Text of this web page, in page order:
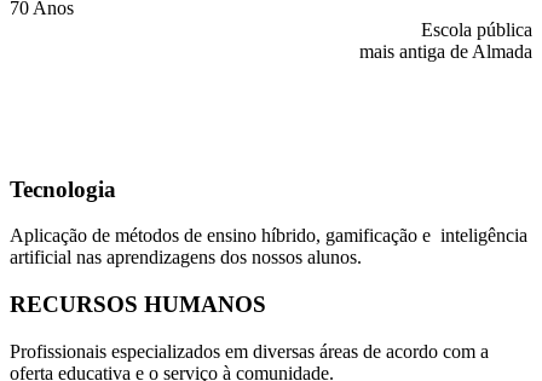
70 Anos
Escola pública
mais antiga de Almada
Tecnologia
Aplicação de métodos de ensino híbrido, gamificação e inteligência
artificial nas aprendizagens dos nossos alunos.
RECURSOS HUMANOS
Profissionais especializados em diversas áreas de acordo com a
oferta educativa e o serviço à comunidade.